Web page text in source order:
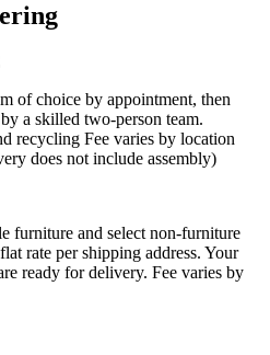
of choice by appointment, then
a skilled two-person team.
recycling Fee varies by location
does not include assembly)
furniture and select non-furniture
rate per shipping address. Your
ready for delivery. Fee varies by